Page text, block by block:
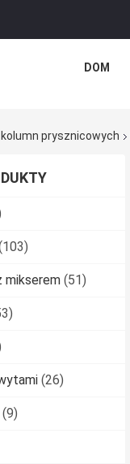
DOM
prysznicowych
mikserem (51)
(26)
(9)